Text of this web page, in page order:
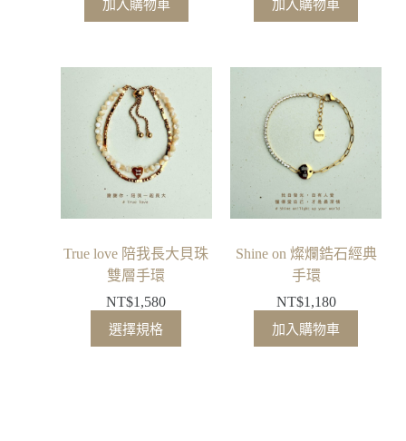
加入購物車 加入購物車
True love 陪我長大貝珠
雙層手環
NT$1,580
選擇規格
Shine on 燦爛鋯石經典
手環
NT$1,180
加入購物車